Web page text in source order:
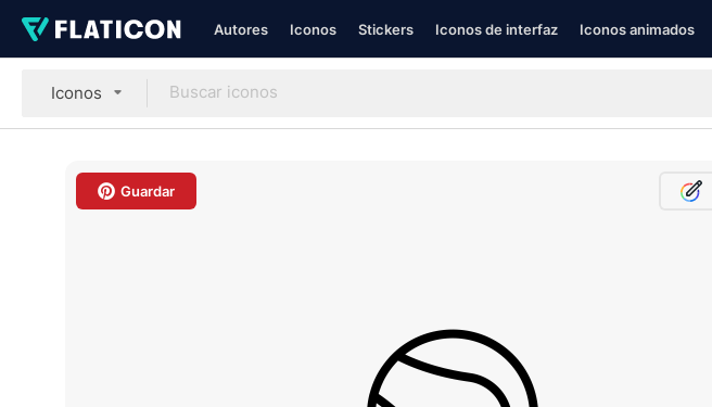
Autores Iconos Stickers Iconos de interfaz Iconos animados
Iconos
Guardar